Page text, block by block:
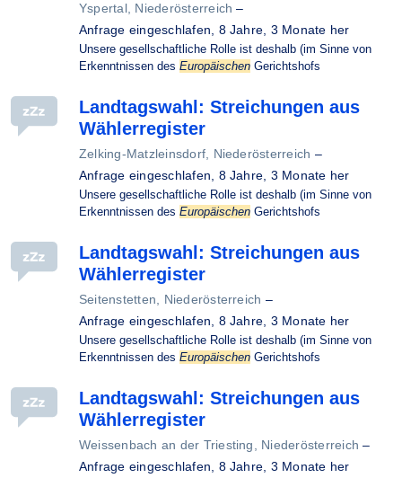
Yspertal, Niederösterreich –
Anfrage eingeschlafen, 8 Jahre, 3 Monate her
Unsere gesellschaftliche Rolle ist deshalb (im Sinne von
Erkenntnissen des Europäischen Gerichtshofs
Landtagswahl: Streichungen aus
Wählerregister
Zelking-Matzleinsdorf, Niederösterreich –
Anfrage eingeschlafen, 8 Jahre, 3 Monate her
Unsere gesellschaftliche Rolle ist deshalb (im Sinne von
Erkenntnissen des Europäischen Gerichtshofs
Landtagswahl: Streichungen aus
Wählerregister
Seitenstetten, Niederösterreich –
Anfrage eingeschlafen, 8 Jahre, 3 Monate her
Unsere gesellschaftliche Rolle ist deshalb (im Sinne von
Erkenntnissen des Europäischen Gerichtshofs
Landtagswahl: Streichungen aus
Wählerregister
Weissenbach an der Triesting, Niederösterreich –
Anfrage eingeschlafen, 8 Jahre, 3 Monate her